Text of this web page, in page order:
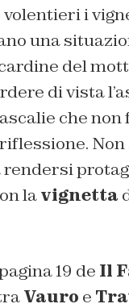
volentieri i
una
del
di vista
che
lavignetta
19 de Il
Vauro e